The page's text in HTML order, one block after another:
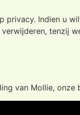
privacy. Indien u
tenzij
van Mollie,